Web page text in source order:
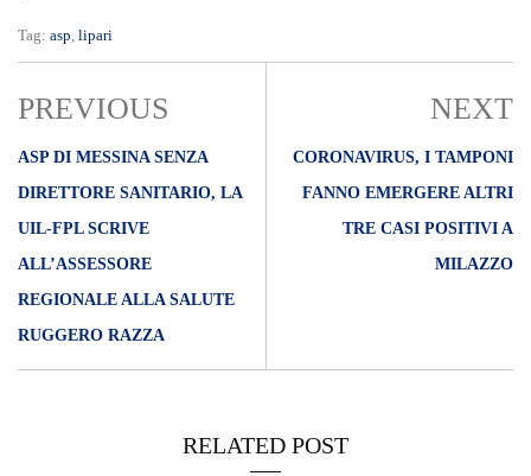
Tag: asp lipari
PREVIOUS
ASP DI MESSINA SENZA
DIRETTORE SANITARIO, LA
UIL-FPL SCRIVE
ALL’ASSESSORE
REGIONALE ALLA SALUTE
RUGGERO RAZZA
NEXT
CORONAVIRUS, I TAMPONI
FANNO EMERGERE ALTRI
TRE CASI POSITIVI A
MILAZZO
RELATED POST